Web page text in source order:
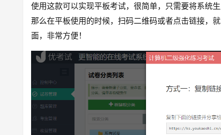
使用这款可以实现平板考试，很简单，只需要将系统
那么在平板使用的时候，扫码二维码或者点击链接，
面，非常方便！